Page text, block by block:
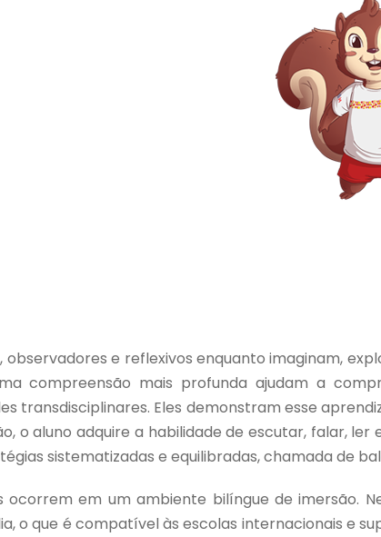
observadores e reflexivos enquanto imaginam,
compreensão mais profunda ajudam a
transdisciplinares. Eles demonstram esse
o aluno adquire a habilidade de escutar, falar,
sistematizadas e equilibradas, chamada de
ocorrem em um ambiente bilíngue de imersão.
o que é compatível às escolas internacionais e